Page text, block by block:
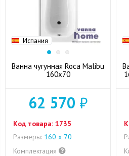
Испания
Ванна чугунная Roca Malibu
160x70
62 570 ₽
Код товара: 1735
Размеры: 160 х 70
Комплектация